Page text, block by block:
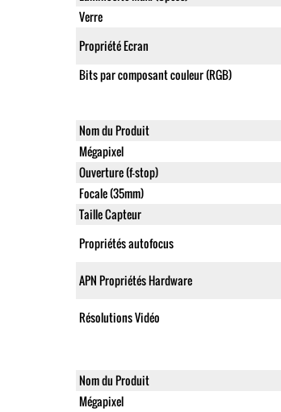
Verre
Propriété Ecran
Bits par composant couleur (RGB)
Nom du Produit
Mégapixel
Ouverture (f-stop)
Focale (35mm)
Taille Capteur
Propriétés autofocus
APN Propriétés Hardware
Résolutions Vidéo
Nom du Produit
Mégapixel